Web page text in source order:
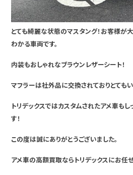
とても綺麗な状態のマスタング！お客様が
わかる車両です。
内装もおしゃれなブラウンレザーシート！
マフラーは社外品に交換されておりとても
トリデックスではカスタムされたアメ車も
す！
この度は誠にありがとうございました。
アメ車の高額買取ならトリデックスにお任せ